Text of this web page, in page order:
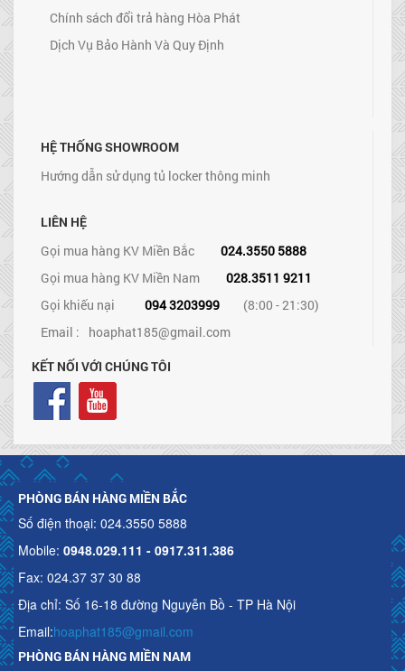
Chính sách đổi trả hàng Hòa Phát
Dịch Vụ Bảo Hành Và Quy Định
HỆ THỐNG SHOWROOM
Hướng dẫn sử dụng tủ locker thông minh
LIÊN HỆ
Gọi mua hàng KV Miền Bắc
024.3550 5888
Gọi mua hàng KV Miền Nam
028.3511 9211
Gọi khiếu nại
094 3203999
(8:00 - 21:30)
Email : hoaphat185@gmail.com
KẾT NỐI VỚI CHÚNG TÔI
PHÒNG BÁN HÀNG MIỀN BẮC
Số điện thoại: 024.3550 5888
Mobile: 0948.029.111 - 0917.311.386
Fax: 024.37 37 30 88
Địa chỉ: Số 16-18 đường Nguyễn Bồ - TP Hà Nội
Email:hoaphat185@gmail.com
PHÒNG BÁN HÀNG MIỀN NAM